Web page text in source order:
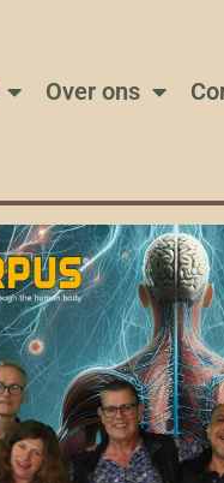
Over ons